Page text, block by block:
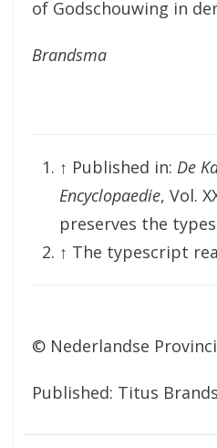
of Godschouwing in
Brandsma
↑ Published in: De
Encyclopaedie, Vol.
preserves the
↑ The typescript
© Nederlandse
Published: Titus